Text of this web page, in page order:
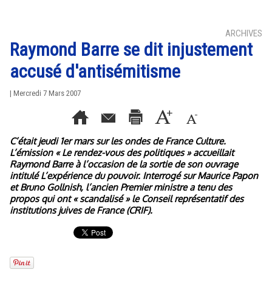
ARCHIVES
Raymond Barre se dit injustement
accusé d'antisémitisme
| Mercredi 7 Mars 2007
C’était jeudi 1er mars sur les ondes de France Culture.
L’émission « Le rendez-vous des politiques » accueillait
Raymond Barre à l’occasion de la sortie de son ouvrage
intitulé L’expérience du pouvoir. Interrogé sur Maurice Papon
et Bruno Gollnish, l’ancien Premier ministre a tenu des
propos qui ont « scandalisé » le Conseil représentatif des
institutions juives de France (CRIF).